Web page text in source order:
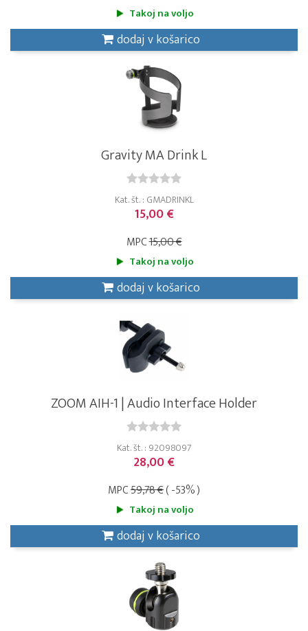
Takoj na voljo
dodaj v košarico
Gravity MA Drink L
Kat. št. : GMADRINKL
15,00 €
MPC15,00 €
Takoj na voljo
dodaj v košarico
ZOOM AIH-1 | Audio Interface Holder
Kat. št. : 92098097
28,00 €
MPC59,78 €( -53% )
Takoj na voljo
dodaj v košarico